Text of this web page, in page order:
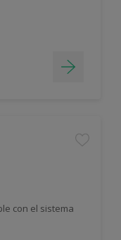
con el sistema